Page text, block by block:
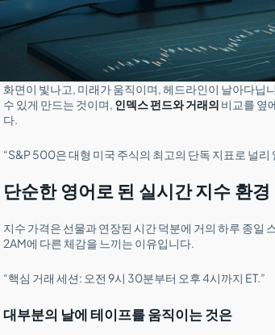
화면이 빛나고, 미래가 움직이며, 헤드라인이 날아다닙
수 있게 만드는 것이며, 인덱스 펀드와 거래의 비교를 옆
다.
“S&P 500은 대형 미국 주식의 최고의 단독 지표로 널리
단순한 영어로 된 실시간 지수 환경
지수 가격은 선물과 연장된 시간 덕분에 거의 하루 종일
2AM에 다른 체감을 느끼는 이유입니다.
“핵심 거래 세션: 오전 9시 30분부터 오후 4시까지 ET.”
대부분의 날에 테이프를 움직이는 것은